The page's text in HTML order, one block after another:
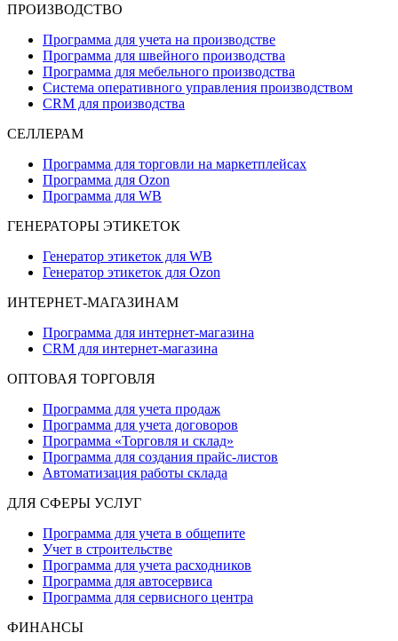
ПРОИЗВОДСТВО
Программа для учета на производстве
Программа для швейного производства
Программа для мебельного производства
Система оперативного управления производством
CRM для производства
СЕЛЛЕРАМ
Программа для торговли на маркетплейсах
Программа для Ozon
Программа для WB
ГЕНЕРАТОРЫ ЭТИКЕТОК
Генератор этикеток для WB
Генератор этикеток для Ozon
ИНТЕРНЕТ-МАГАЗИНАМ
Программа для интернет-магазина
CRM для интернет-магазина
ОПТОВАЯ ТОРГОВЛЯ
Программа для учета продаж
Программа для учета договоров
Программа «Торговля и склад»
Программа для создания прайс‑листов
Автоматизация работы склада
ДЛЯ СФЕРЫ УСЛУГ
Программа для учета в общепите
Учет в строительстве
Программа для учета расходников
Программа для автосервиса
Программа для сервисного центра
ФИНАНСЫ